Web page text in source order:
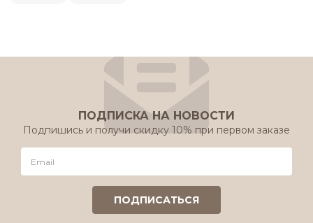
ПОДПИСКА НА НОВОСТИ
Подпишись и получи скидку 10% при первом заказе